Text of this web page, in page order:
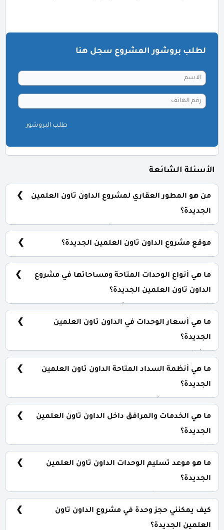
لطلب بروشور المشروع سجل هنا
طلب البروشور
الأسئلة الشائعة
من هو المطور العقاري لمشروع الداون تاون العلمين
الجديدة؟
Developments.
موقع مشروع الداون تاون العلمين الجديدة؟
ما هي أنواع الوحدات المتاحة ومساحاتها في مشروع
الداون تاون العلمين الجديدة؟
ما هي أسعار الوحدات في الداون تاون العلمين
الجديدة؟
ما هي أنظمة السداد المتاحة الداون تاون العلمين
الجديدة؟
ما هي الخدمات والمرافق داخل الداون تاون العلمين
الجديدة؟
ما هو موعد تسليم الوحدات الداون تاون العلمين
الجديدة؟
كيف يمكنني حجز وحدة في مشروع الداون تاون
العلمين الجديدة؟